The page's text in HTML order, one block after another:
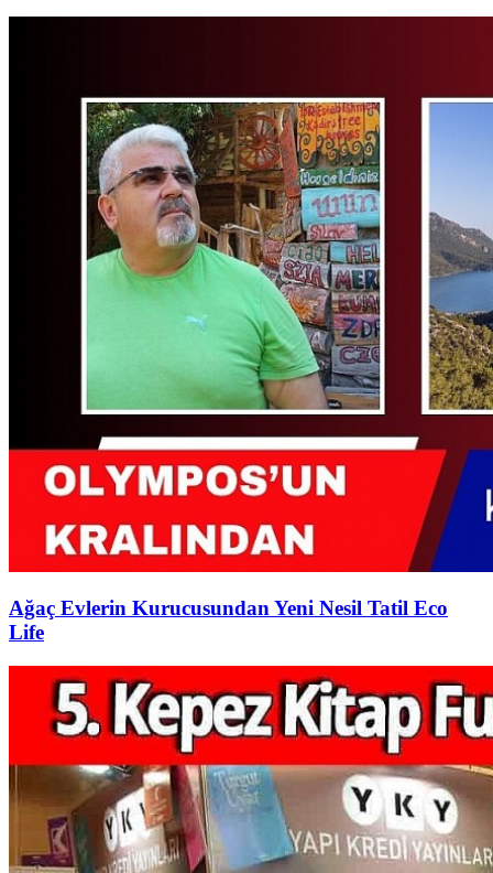
Ağaç Evlerin Kurucusundan Yeni Nesil Tatil Eco
Life